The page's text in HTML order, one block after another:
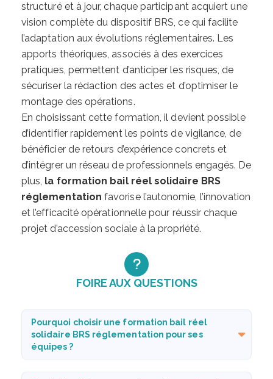
structuré et à jour, chaque participant acquiert une
vision complète du dispositif BRS, ce qui facilite
l’adaptation aux évolutions réglementaires. Les
apports théoriques, associés à des exercices
pratiques, permettent d’anticiper les risques, de
sécuriser la rédaction des actes et d’optimiser le
montage des opérations.
En choisissant cette formation, il devient possible
d’identifier rapidement les points de vigilance, de
bénéficier de retours d’expérience concrets et
d’intégrer un réseau de professionnels engagés. De
plus, la formation bail réel solidaire BRS
réglementation favorise l’autonomie, l’innovation
et l’efficacité opérationnelle pour réussir chaque
projet d’accession sociale à la propriété.
FOIRE AUX QUESTIONS
Pourquoi choisir une formation bail réel
solidaire BRS réglementation pour ses
équipes ?